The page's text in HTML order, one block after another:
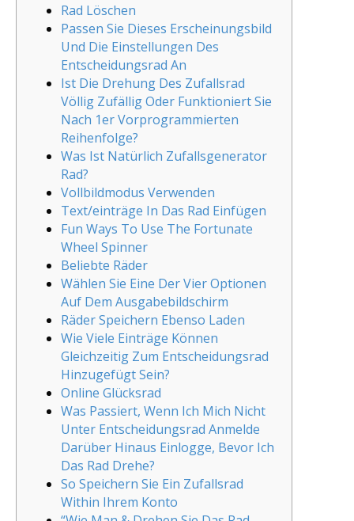
Rad Löschen
Passen Sie Dieses Erscheinungsbild
Und Die Einstellungen Des
Entscheidungsrad An
Ist Die Drehung Des Zufallsrad
Völlig Zufällig Oder Funktioniert Sie
Nach 1er Vorprogrammierten
Reihenfolge?
Was Ist Natürlich Zufallsgenerator
Rad?
Vollbildmodus Verwenden
Text/einträge In Das Rad Einfügen
Fun Ways To Use The Fortunate
Wheel Spinner
Beliebte Räder
Wählen Sie Eine Der Vier Optionen
Auf Dem Ausgabebildschirm
Räder Speichern Ebenso Laden
Wie Viele Einträge Können
Gleichzeitig Zum Entscheidungsrad
Hinzugefügt Sein?
Online Glücksrad
Was Passiert, Wenn Ich Mich Nicht
Unter Entscheidungsrad Anmelde
Darüber Hinaus Einlogge, Bevor Ich
Das Rad Drehe?
So Speichern Sie Ein Zufallsrad
Within Ihrem Konto